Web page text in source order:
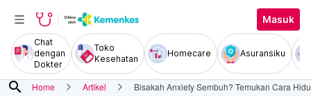
Masuk
Chat
dengan
Dokter
Toko
Kesehatan
Homecare Asuransiku
search Home Artikel Bisakah Anxiety Sembuh? Temukan Cara